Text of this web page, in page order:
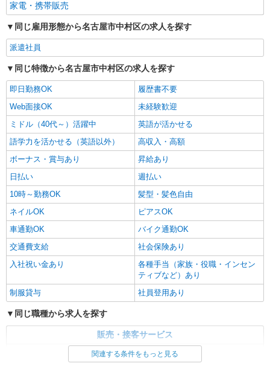
家電・携帯販売
同じ雇用形態から名古屋市中村区の求人を探す
派遣社員
同じ特徴から名古屋市中村区の求人を探す
即日勤務OK
履歴書不要
Web面接OK
未経験歓迎
ミドル（40代～）活躍中
英語が活かせる
語学力を活かせる（英語以外）
高収入・高額
ボーナス・賞与あり
昇給あり
日払い
週払い
10時～勤務OK
髪型・髪色自由
ネイルOK
ピアスOK
車通勤OK
バイク通勤OK
交通費支給
社会保険あり
入社祝い金あり
各種手当（家族・役職・インセン
ティブなど）あり
制服貸与
社員登用あり
同じ職種から求人を探す
販売・接客サービス
関連する条件をもっと見る